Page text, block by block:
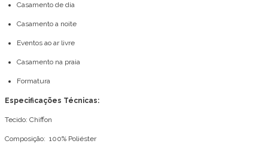
Casamento de dia
Casamento a noite
Eventos ao ar livre
Casamento na praia
Formatura
Especificações Técnicas:
Tecido: Chiffon
Composição: 100% Poliéster